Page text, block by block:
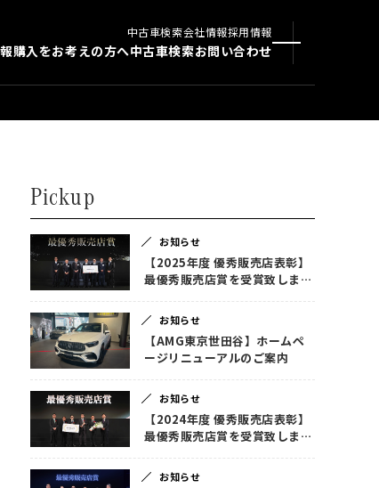
中古車検索会社情報採用情報
購入をお考えの方へ中古車検索お問い合わせ
Pickup
お知らせ
【2025年度 優秀販売店表彰】
最優秀販売店賞を受賞致しまし
お知らせ
【AMG東京世田谷】ホームペ
ージリニューアルのご案内
お知らせ
【2024年度 優秀販売店表彰】
最優秀販売店賞を受賞致しまし
お知らせ